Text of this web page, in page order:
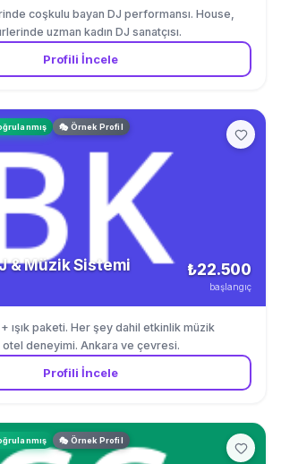
coşkulu bayan DJ performansı. House,
uzman kadın DJ sanatçısı.
Profili İncele
🎭 Örnek Profil
& Müzik Sistemi ₺22.500
başlangıç
ışık paketi. Her şey dahil etkinlik müzik
otel deneyimi. Ankara ve çevresi.
Profili İncele
🎭 Örnek Profil